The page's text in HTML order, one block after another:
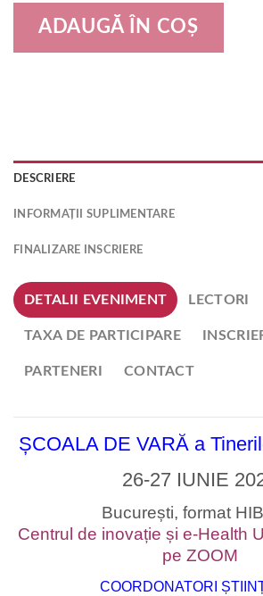
ADAUGĂ ÎN COȘ
DESCRIERE
INFORMAȚII SUPLIMENTARE
FINALIZARE INSCRIERE
DETALII EVENIMENT LECTORI
TAXA DE PARTICIPARE
PARTENERI CONTACT
ȘCOALA DE VARĂ a
26-27 IUNIE
București, format
Centrul de inovație și e-Health
pe ZOOM
COORDONATORI